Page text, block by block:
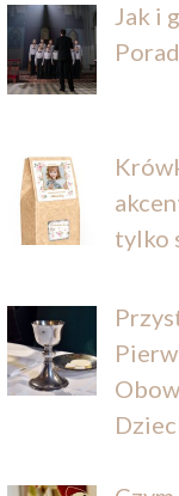
Jak i
tylko